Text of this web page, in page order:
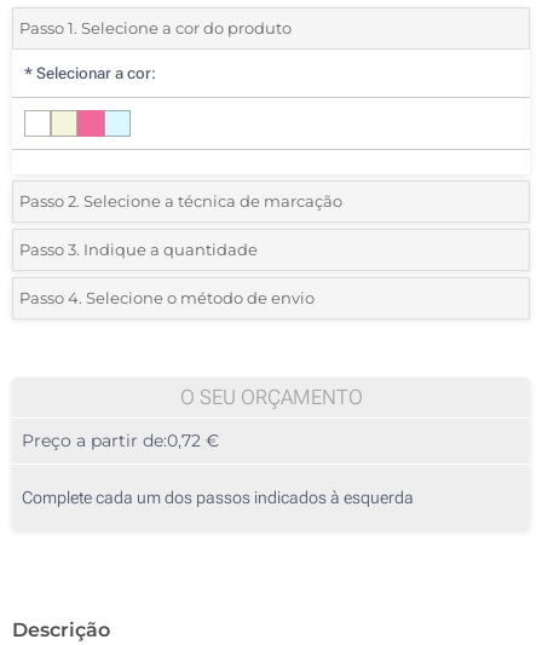
Passo 1. Selecione a cor do produto
* Selecionar a cor:
Passo 2. Selecione a técnica de marcação
*Selecione o tipo de marcação e as cores do logotipo:
1 Cor (Na parte superior)
3 Cores (Na parte superior)
Sem impressão
Passo 3. Indique a quantidade
*Quantidade mínima:25
50
125
Outra :
Passo 4. Selecione o método de envio
O SEU ORÇAMENTO
Preço a partir de:0,72 €
Complete cada um dos passos indicados à esquerda
Descrição